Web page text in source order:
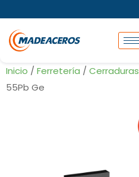
Inicio / Ferretería / Cerraduras
55Pb Ge